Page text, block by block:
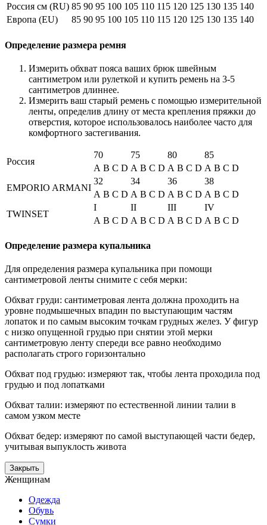
Россия см (RU) 85 90 95 100 105 110 115 120 125 130 135 140
Европа (EU)
85 90 95 100 105 110 115 120 125 130 135 140
Определение размера ремня
Измерить обхват пояса ваших брюк швейным
сантиметром или рулеткой и купить ремень на 3-5
сантиметров длиннее.
Измерить ваш старый ремень с помощью измерительной
ленты, определив длину от места крепления пряжки до
отверстия, которое использовалось наиболее часто для
комфортного застегивания.
Россия
70 75 80
85
A B C D A B C D A B C D A B C D
EMPORIO ARMANI
32 34 36
38
A B C D A B C D A B C D A B C D
TWINSET
I II III
IV
A B C D A B C D A B C D A B C D
Определение размера купальника
Для определения размера купальника при помощи
сантиметровой ленты снимите с себя мерки:
Обхват груди: сантиметровая лента должна проходить на
уровне подмышечных впадин по выступающим частям
лопаток и по самым высоким точкам грудных желез. У фигур
с низко опущенной грудью при снятии этой мерки
сантиметровую ленту спереди все равно необходимо
располагать строго горизонтально
Обхват под грудью: измеряют так, чтобы лента проходила под
грудью и под лопатками
Обхват талии: измеряют по естественной линии талии в
самом узком месте
Обхват бедер: измеряют по самой выступающей части бедер,
учитывая выпуклость живота
Закрыть
Женщинам
Одежда
Обувь
Сумки